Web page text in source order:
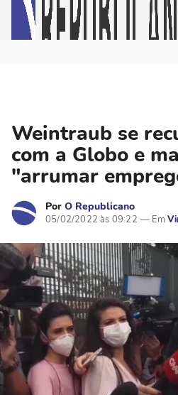
Weintraub se
com a Globo e
"arrumar
Por O Republicano
05/02/2022 às 09:22